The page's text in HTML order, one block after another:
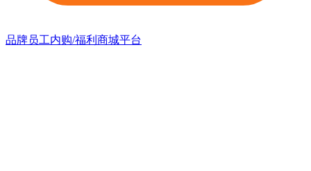
品牌员工内购/福利商城平台